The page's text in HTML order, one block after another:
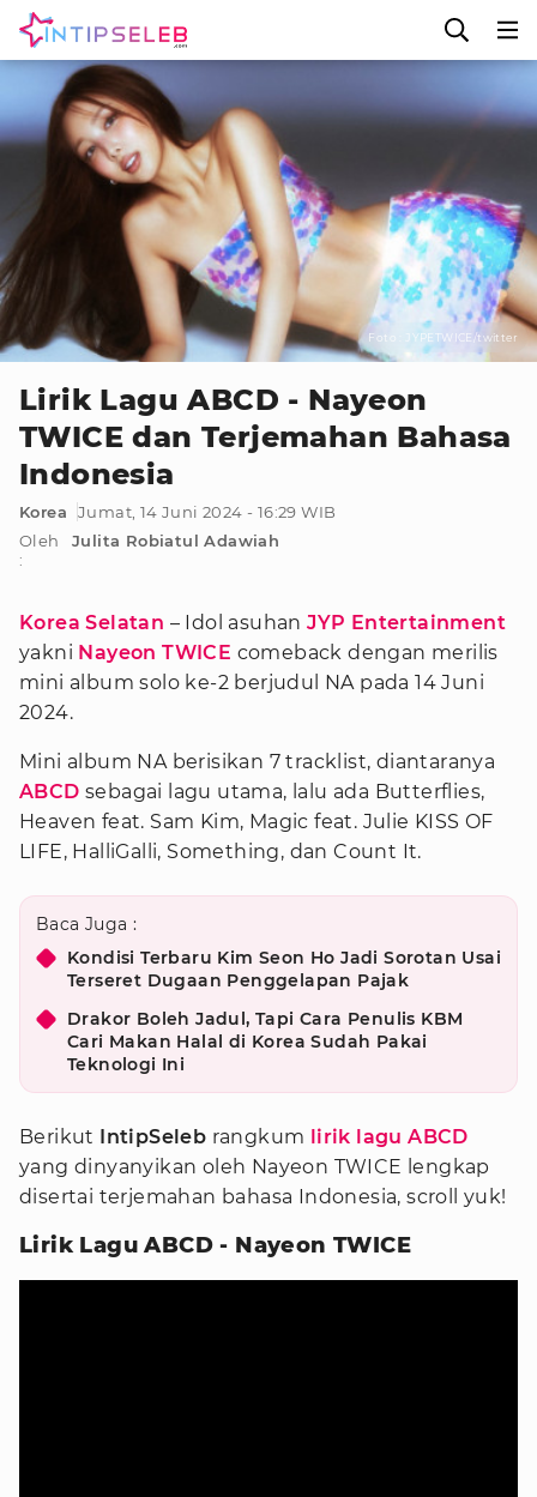
Foto : JYPETWICE/twitter
Lirik Lagu ABCD - Nayeon
TWICE dan Terjemahan Bahasa
Indonesia
Korea
Jumat, 14 Juni 2024 - 16:29 WIB
Oleh
:
Julita Robiatul Adawiah
Korea Selatan – Idol asuhanJYP Entertainment
yakni Nayeon TWICE comeback dengan merilis
mini album solo ke-2 berjudul NA pada 14 Juni
2024.
Mini album NA berisikan 7 tracklist, diantaranya
ABCD sebagai lagu utama, lalu ada Butterflies,
Heaven feat. Sam Kim, Magic feat. Julie KISS OF
LIFE, HalliGalli, Something, dan Count It.
Baca Juga :
Kondisi Terbaru Kim Seon Ho Jadi Sorotan Usai
Terseret Dugaan Penggelapan Pajak
Drakor Boleh Jadul, Tapi Cara Penulis KBM
Cari Makan Halal di Korea Sudah Pakai
Teknologi Ini
Berikut IntipSeleb rangkum lirik lagu ABCD
yang dinyanyikan oleh Nayeon TWICE lengkap
disertai terjemahan bahasa Indonesia, scroll yuk!
Lirik Lagu ABCD - Nayeon TWICE